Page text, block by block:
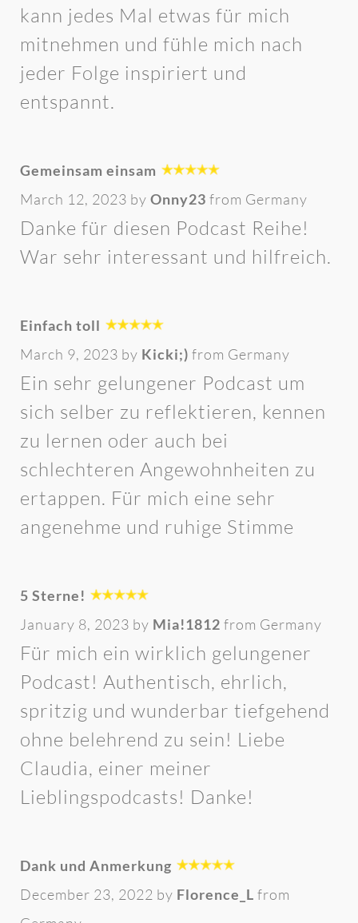
kann jedes Mal etwas für mich
mitnehmen und fühle mich nach
jeder Folge inspiriert und
entspannt.
Gemeinsam einsam
March 12, 2023 by Onny23 from Germany
Danke für diesen Podcast Reihe!
War sehr interessant und hilfreich.
Einfach toll
March 9, 2023 by Kicki;) from Germany
Ein sehr gelungener Podcast um
sich selber zu reflektieren, kennen
zu lernen oder auch bei
schlechteren Angewohnheiten zu
ertappen. Für mich eine sehr
angenehme und ruhige Stimme
5 Sterne!
January 8, 2023 by Mia!1812 from Germany
Für mich ein wirklich gelungener
Podcast! Authentisch, ehrlich,
spritzig und wunderbar tiefgehend
ohne belehrend zu sein! Liebe
Claudia, einer meiner
Lieblingspodcasts! Danke!
Dank und Anmerkung
December 23, 2022 by Florence_L from